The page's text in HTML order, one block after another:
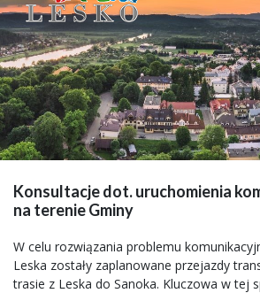
Konsultacje dot. uruchomienia
na terenie Gminy
W celu rozwiązania problemu
Leska zostały zaplanowane przejazdy
trasie z Leska do Sanoka. Kluczowa w tej